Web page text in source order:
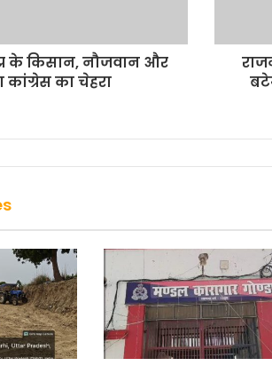
के किसान, नौजवान और
कांग्रेस का चेहरा